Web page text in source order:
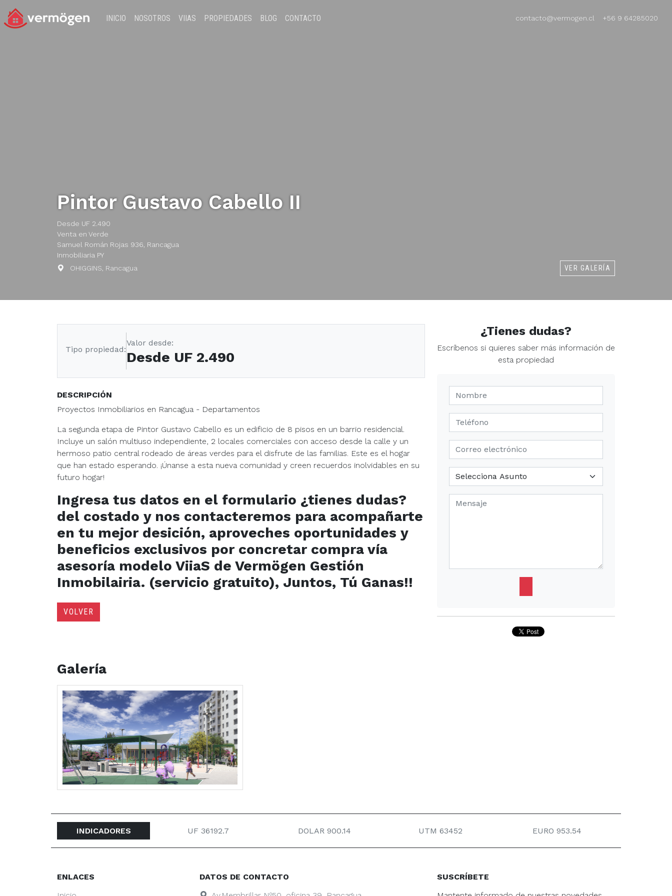
INICIO NOSOTROS VIIAS PROPIEDADES BLOG CONTACTO contacto@vermogen.cl +56 9 64285020
Pintor Gustavo Cabello II
Desde UF 2.490
Venta en Verde
Samuel Román Rojas 936, Rancagua
Inmobiliaria PY
OHIGGINS, Rancagua
VER GALERÍA
Tipo propiedad:
Valor desde:
Desde UF 2.490
DESCRIPCIÓN
Proyectos Inmobiliarios en Rancagua - Departamentos
La segunda etapa de Pintor Gustavo Cabello es un edificio de 8 pisos en un barrio residencial.
Incluye un salón multiuso independiente, 2 locales comerciales con acceso desde la calle y un
hermoso patio central rodeado de áreas verdes para el disfrute de las familias. Este es el hogar
que han estado esperando. ¡Únanse a esta nueva comunidad y creen recuerdos inolvidables en su
futuro hogar!
Ingresa tus datos en el formulario ¿tienes dudas?
del costado y nos contacteremos para acompañarte
en tu mejor desición, aproveches oportunidades y
beneficios exclusivos por concretar compra vía
asesoría modelo ViiaS de Vermögen Gestión
Inmobilairia. (servicio gratuito), Juntos, Tú Ganas!!
VOLVER
¿Tienes dudas?
Escríbenos si quieres saber más información de
esta propiedad
Galería
INDICADORES UF 36192.7 DOLAR 900.14 UTM 63452 EURO 953.54
ENLACES
DATOS DE CONTACTO
SUSCRÍBETE